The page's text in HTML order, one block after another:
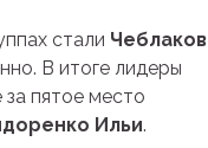
стали Чеблаков
В итоге лидеры
пятое место
Ильи.